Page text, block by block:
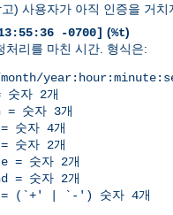
) 사용자가 아직 인증을 거
-0700] (%t)
처리를 마친 시간. 형식은:
숫자 2개
= 숫자 3개
숫자 4개
숫자 2개
= 숫자 2개
= 숫자 2개
= (`+' | `-') 숫자 4개